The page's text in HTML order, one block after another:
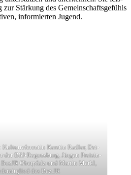
Stär­kung des Gemein­schafts­ge­fühls
infor­mier­ten Jugend.
Kul­tur­re­fe­ren­tin Kers­tin Rad­ler, Det­
der BSJ-Regens­burg, Jür­gen Prei­sin­
BezJR Ober­pfalz und Mar­tin Merkl,
des Bez.JR